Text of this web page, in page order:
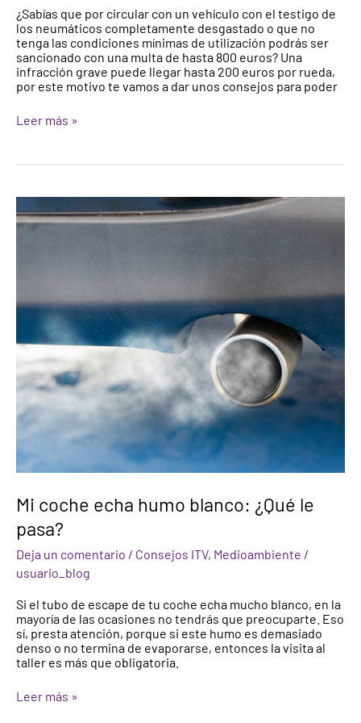
¿Sabías que por circular con un vehículo con el testigo de
los neumáticos completamente desgastado o que no
tenga las condiciones mínimas de utilización podrás ser
sancionado con una multa de hasta 800 euros? Una
infracción grave puede llegar hasta 200 euros por rueda,
por este motivo te vamos a dar unos consejos para poder
Leer más »
Mi coche echa humo blanco: ¿Qué le
pasa?
Deja un comentario / Consejos ITV, Medioambiente /
usuario_blog
Si el tubo de escape de tu coche echa mucho blanco, en la
mayoría de las ocasiones no tendrás que preocuparte. Eso
sí, presta atención, porque si este humo es demasiado
denso o no termina de evaporarse, entonces la visita al
taller es más que obligatoria.
coche
echa
pasa?
Leer más »